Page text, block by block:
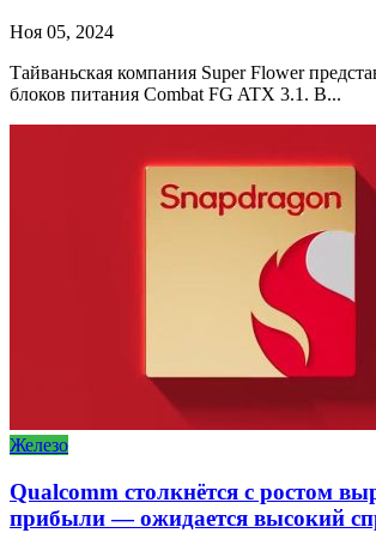
Ноя 05, 2024
Тайваньская компания Super Flower
блоков питания Combat FG ATX 3.1. В...
Железо
Qualcomm столкнётся с ростом
прибыли — ожидается высокий